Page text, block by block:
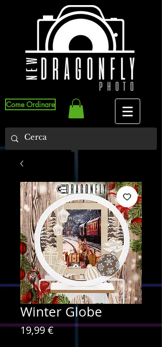
Come Ordinare
Winter Globe
19,99 €Prezzo